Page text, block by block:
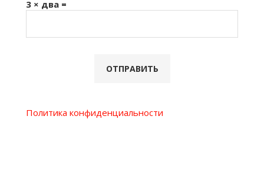
3 × два =
Политика конфиденциальности